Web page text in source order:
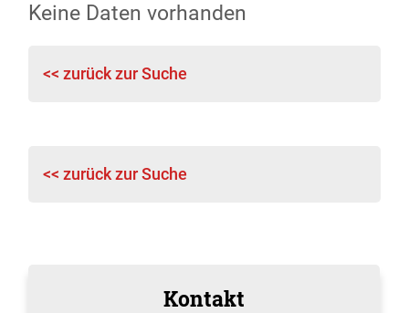
Keine Daten vorhanden
<< zurück zur Suche
<< zurück zur Suche
Kontakt